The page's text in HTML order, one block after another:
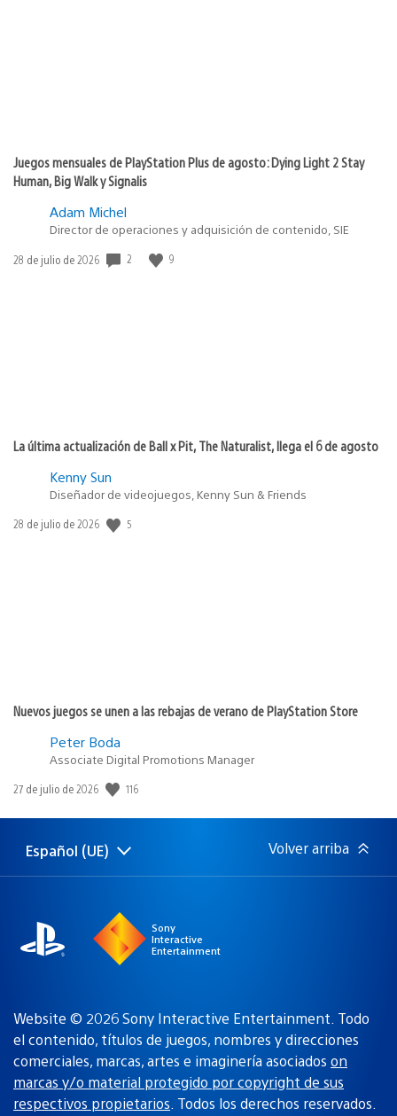
Juegos mensuales de PlayStation Plus de agosto: Dying Light 2 Stay
Human, Big Walk y Signalis
Adam Michel
Director de operaciones y adquisición de contenido, SIE
Fecha
28 de julio de 2026 2 9
La última actualización de Ball x Pit, The Naturalist, llega el 6 de agosto
Kenny Sun
Diseñador de videojuegos, Kenny Sun & Friends
Fecha
28 de julio de 2026 5
Nuevos juegos se unen a las rebajas de verano de PlayStation Store
Peter Boda
Associate Digital Promotions Manager
Fecha
publicación:
27 de julio de 2026 116
Selecciona
una
Región
actual:
Español (UE) Volver arriba
Sony
Interactive
Entertainment
Website © 2026 Sony Interactive Entertainment. Todo
el contenido, títulos de juegos, nombres y direcciones
comerciales, marcas, artes e imaginería asociados on
marcas y/o material protegido por copyright de sus
respectivos propietarios. Todos los derechos reservados.